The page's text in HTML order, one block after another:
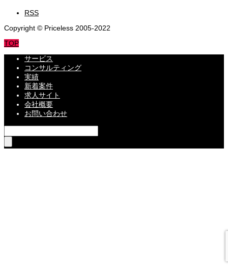
RSS
Copyright © Priceless 2005-2022
TOP
サービス
コンサルティング
実績
新着案件
求人サイト
会社概要
お問い合わせ